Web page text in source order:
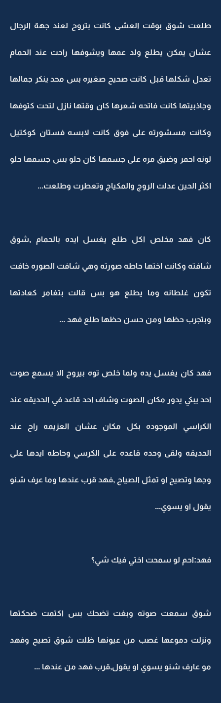
طلعت شوق بوقت العشى كانت بتروح لعند جهة الرجال
عشان يمكن يطلع ولد عمها ويشوفها راحت عند الحمام
تعدل شكلها قبل كانت صحيح صغيره بس محد ينكر جمالها
وجاذبيتها كانت فاتحه شعرها كان وقتها نازل لتحت كتوفها
وكانت مسشورته على فوق كانت لابسه فستان كوكتيل
لونه احمر وضيق مره على جسمها كان حلو بس جسمها حلو
اكثر الحين عدلت الروج والمكياج وتعطرت وطلعت...
كان فهد مخلص اكل طلع يغسل ايده بالحمام ,شوق
شافته وكانت اختها حاطه صورته وهي شافت الصوره خافت
تكون غلطانه وما يطلع هو بس قالت بتغامر كعادتها
وبتجرب حظها ومن حسن حظها طلع فهد ...
فهد كان يغسل يده ولما خلص توه بيروح الا يسمع صوت
احد يبكي يدور مكان الصوت وشاف احد قاعد في الحديقه عند
الكراسي الموجوده بكل مكان عشان العزيمه راح عند
الحديقه ولقى وحده قاعده على الكرسي وحاطه ايدها على
وجها وتصيح او تمثل الصياح ,فهد قرب عندها وما عرف شنو
يقول او يسوي...
فهد:احم لو سمحت اختي فيك شي؟
شوق سمعت صوته وبغت تضحك بس اكتمت ضحكتها
ونزلت دموعها غصب من عيونها ظلت شوق تصيح وفهد
مو عارف شنو يسوي او يقول,قرب فهد من عندها ...